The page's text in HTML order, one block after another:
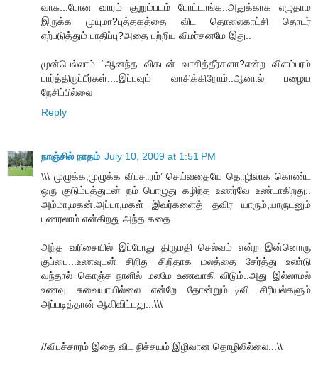
வாசு...போன வாரம் குறும்படம் போட்டாங்க..அதுக்காக எழுதாம
இருக்க முயுமா?புத்தகத்தை விட தொலைகாட்சி தொடர்
ஏற்படுத்தும் பாதிப்பு?அதை பற்றிய விமர்சனமே இது..
முன்பெல்லாம் “ஆனந்த விகடன் வாசித்தீர்களா?என்ற விளம்பரம்
பார்த்திருப்பீர்கள்....இப்பவும் வாசிக்கிறோம்..ஆனால் பழைய
நேசிப்பில்லை
Reply
நாஞ்சில் நாதம் July 10, 2009 at 1:51 PM
\\\ முழுக்க,முழுக்க விபசாரம்’ செய்வதையே தொழிலாக கொண்ட
ஒரு குடும்பத்துடன் நம் பொழுது கழிந்த உணர்வே உண்டாகிறது..
அம்மா,மகன்.அப்பா,மகள் இவர்களைத் தவிர யாரும்,யாருடனும்
புணரலாம் என்கிறது அந்த கதை..
அந்த வரிசையில் இப்போது திருமதி செல்வம் என்ற இன்னொரு
குப்பை...உணவுடன் சிறிது சிறிதாக மலத்தை சேர்த்து உண்டு
வந்தால் கொஞ்ச நாளில் மலமே உணவாகி விடும்..அது இல்லாமல்
உணவு சுவையாயில்லை என்றே தோன்றும்..டிவி சிரியல்களும்
அப்படித்தான் ஆகிவிட்டது...\\\
//விபச்சாரம் இதை விட நிச்சயம் இழிவான தொழிலில்லை...\\